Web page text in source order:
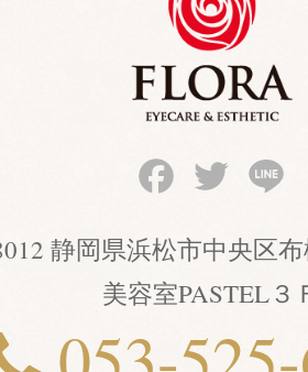
Facebook Twitter
静岡県浜松市中央区
美容室PASTEL３